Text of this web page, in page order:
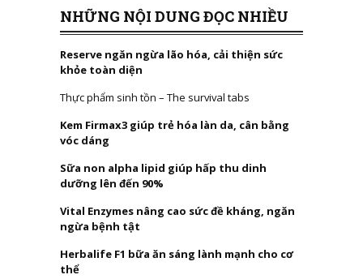
NHỮNG NỘI DUNG ĐỌC NHIỀU
Reserve ngăn ngừa lão hóa, cải thiện sức
khỏe toàn diện
Thực phẩm sinh tồn – The survival tabs
Kem Firmax3 giúp trẻ hóa làn da, cân bằng
vóc dáng
Sữa non alpha lipid giúp hấp thu dinh
dưỡng lên đến 90%
Vital Enzymes nâng cao sức đề kháng, ngăn
ngừa bệnh tật
Herbalife F1 bữa ăn sáng lành mạnh cho cơ
thể